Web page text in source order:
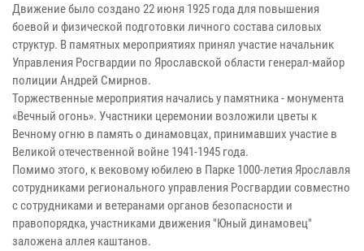
Движение было создано 22 июня 1925 года для повышения
боевой и физической подготовки личного состава силовых
структур. В памятных мероприятиях принял участие начальник
Управления Росгвардии по Ярославской области генерал-майор
полиции Андрей Смирнов.
Торжественные мероприятия начались у памятника - монумента
«Вечный огонь». Участники церемонии возложили цветы к
Вечному огню в память о динамовцах, принимавших участие в
Великой отечественной войне 1941-1945 года.
Помимо этого, к вековому юбилею в Парке 1000-летия Ярославля
сотрудниками регионального управления Росгвардии совместно
с сотрудниками и ветеранами органов безопасности и
правопорядка, участниками движения "Юный динамовец"
заложена аллея каштанов.